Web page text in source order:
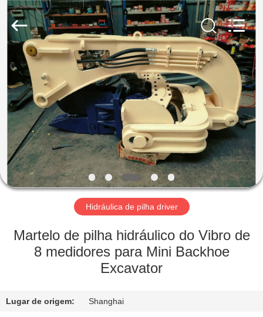
CASA
PRODUTOS
MOSTRA
DE
VR
NÓS
FÁBRICA
Yekun
Construction
Machinery
Ltd..
Reserved.
Hidráulica de pilha driver
Martelo de pilha hidráulico do Vibro de
8 medidores para Mini Backhoe
Excavator
Lugar de origem: Shanghai